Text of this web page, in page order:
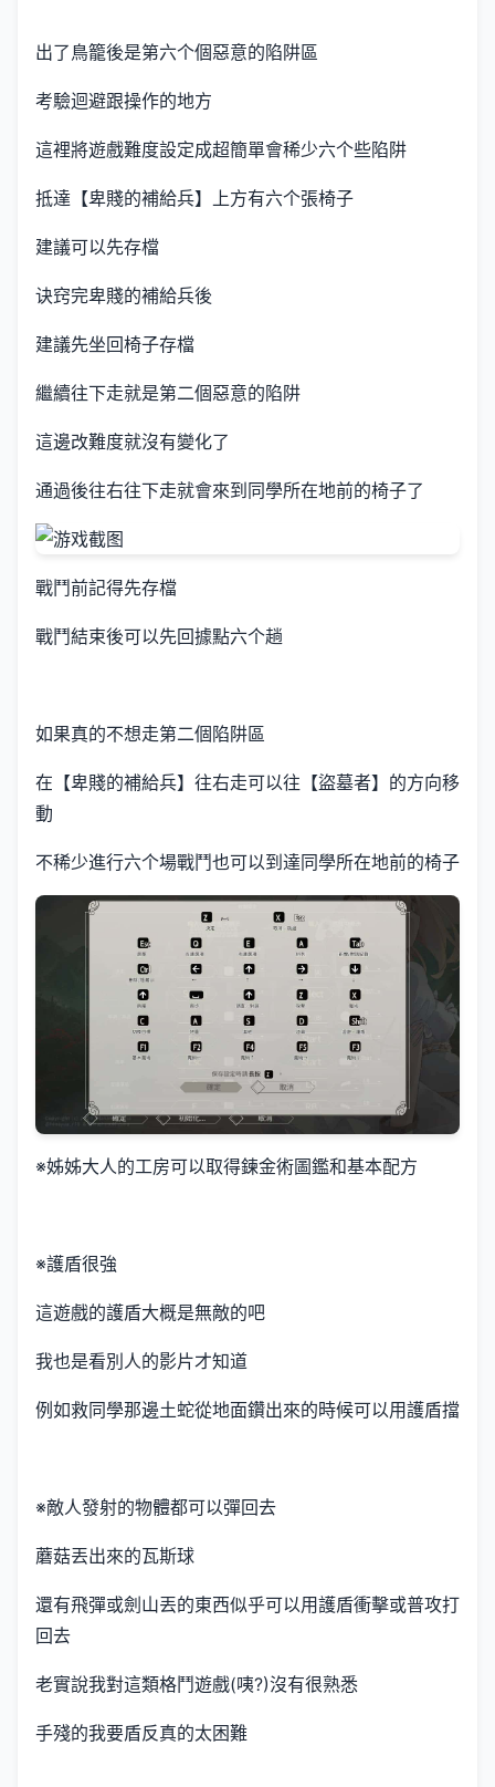
出了鳥籠後是第六个個惡意的陷阱區
考驗迴避跟操作的地方
這裡將遊戲難度設定成超簡單會稀少六个些陷阱
抵達【卑賤的補給兵】上方有六个張椅子
建議可以先存檔
诀窍完卑賤的補給兵後
建議先坐回椅子存檔
繼續往下走就是第二個惡意的陷阱
這邊改難度就沒有變化了
通過後往右往下走就會來到同學所在地前的椅子了
戰鬥前記得先存檔
戰鬥結束後可以先回據點六个趟
如果真的不想走第二個陷阱區
在【卑賤的補給兵】往右走可以往【盜墓者】的方向移
動
不稀少進行六个場戰鬥也可以到達同學所在地前的椅子
※姊姊大人的工房可以取得鍊金術圖鑑和基本配方
※護盾很強
這遊戲的護盾大概是無敵的吧
我也是看別人的影片才知道
例如救同學那邊土蛇從地面鑽出來的時候可以用護盾擋
※敵人發射的物體都可以彈回去
蘑菇丟出來的瓦斯球
還有飛彈或劍山丟的東西似乎可以用護盾衝擊或普攻打
回去
老實說我對這類格鬥遊戲(咦?)沒有很熟悉
手殘的我要盾反真的太困難